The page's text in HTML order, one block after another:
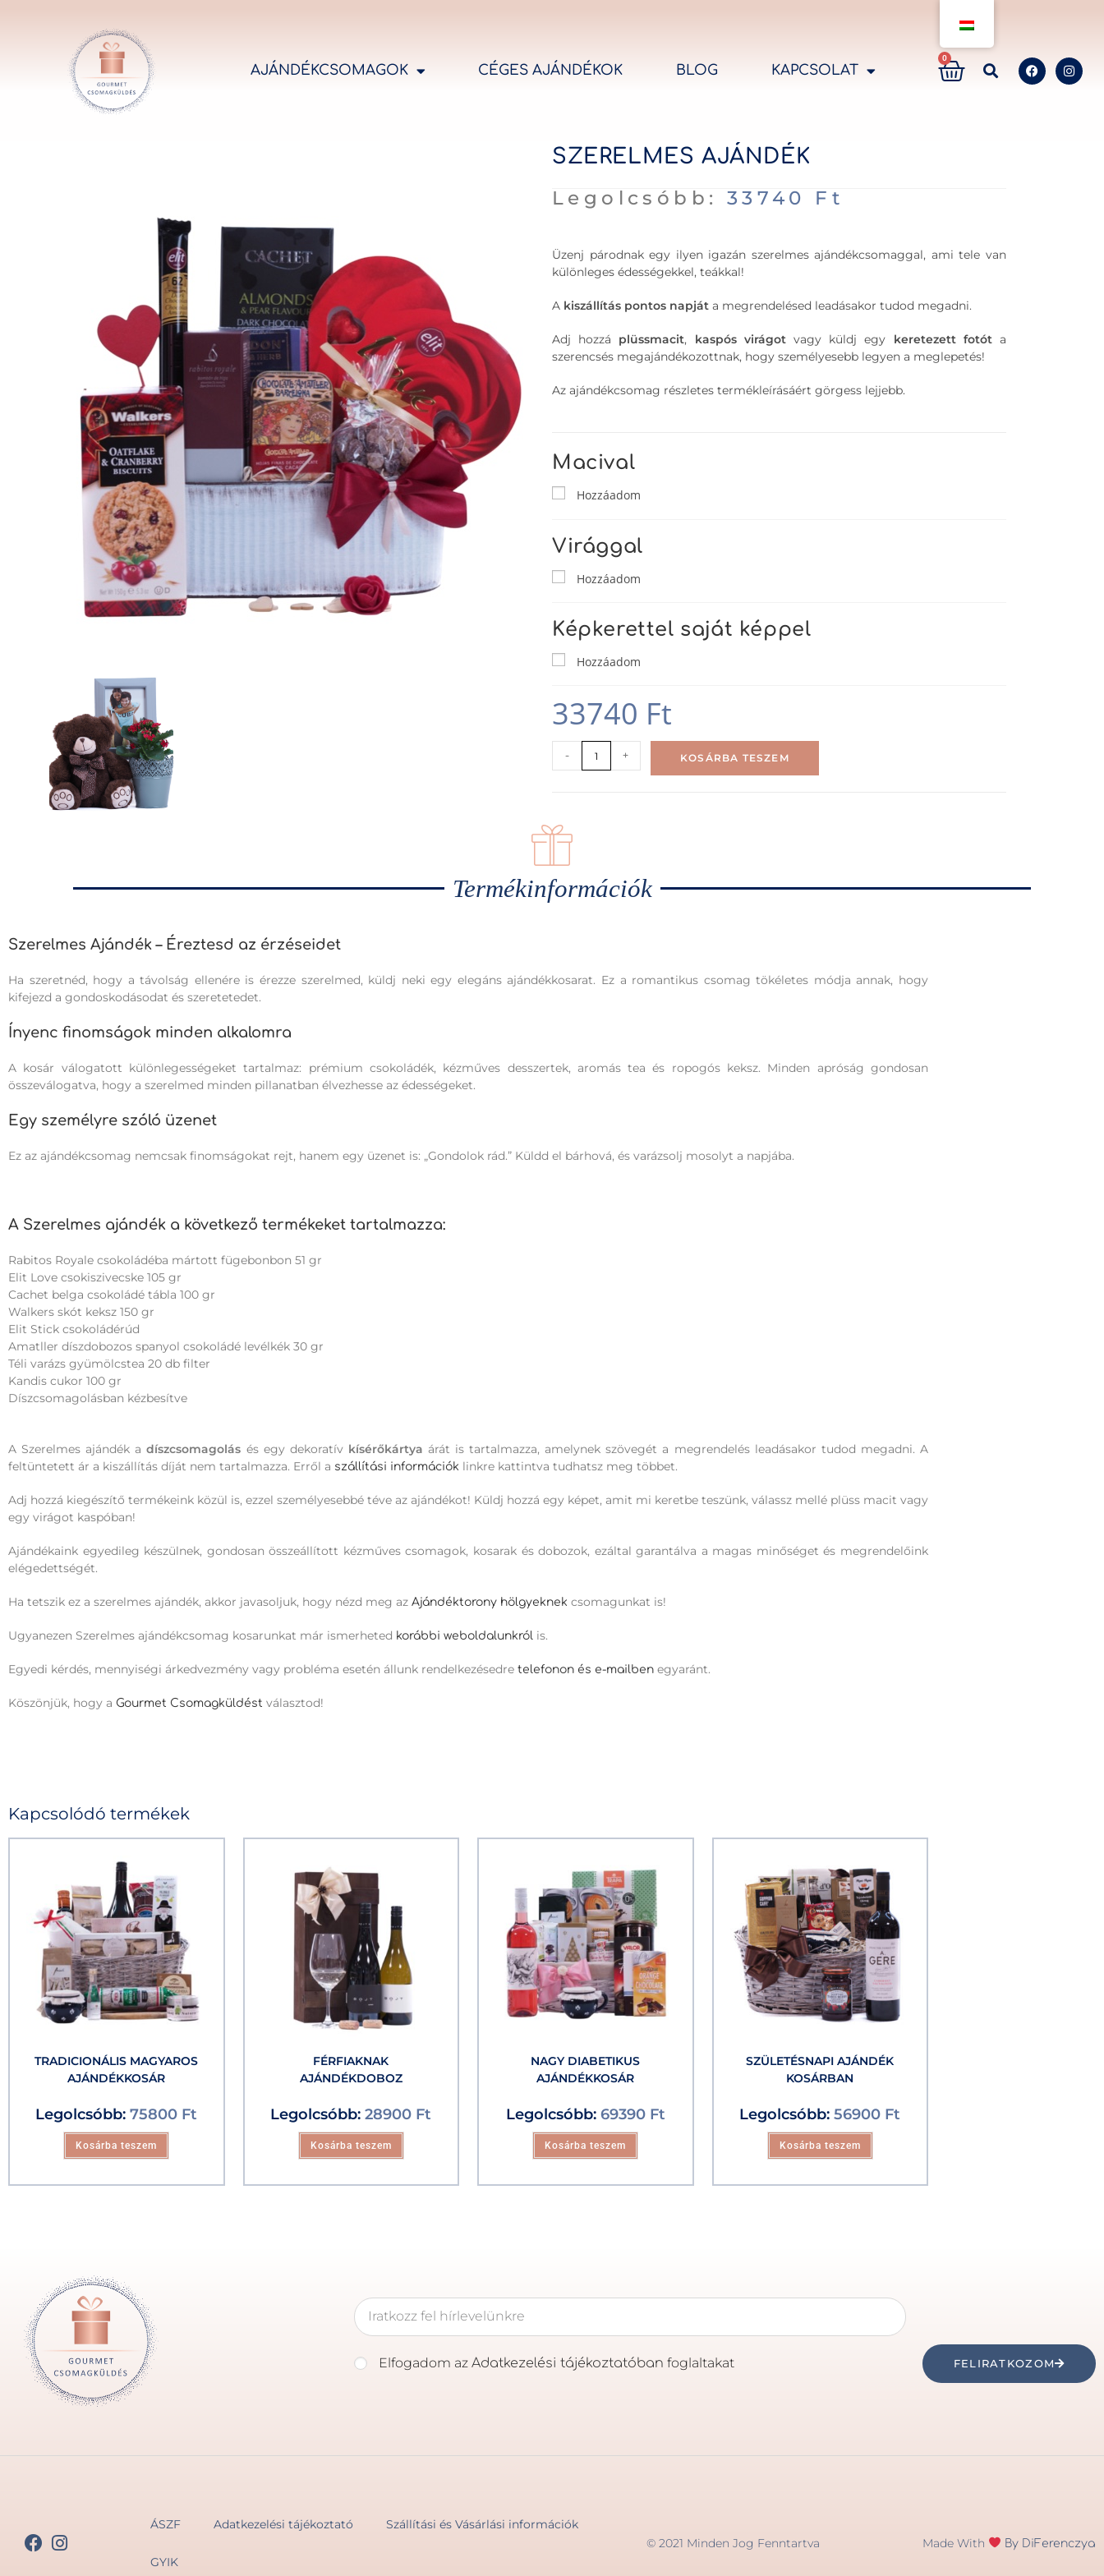
AJÁNDÉKCSOMAGOK CÉGES AJÁNDÉKOK BLOG KAPCSOLAT
0
SZERELMES AJÁNDÉK
Legolcsóbb: 33740 Ft
Üzenj párodnak egy ilyen igazán szerelmes ajándékcsomaggal, ami tele van
különleges édességekkel, teákkal!
A kiszállítás pontos napját a megrendelésed leadásakor tudod megadni.
Adj hozzá plüssmacit, kaspós virágotvagy küldj egy keretezett fotóta
szerencsés megajándékozottnak, hogy személyesebb legyen a meglepetés!
Az ajándékcsomag részletes termékleírásáért görgess lejjebb.
Macival
Hozzáadom
Virággal
Hozzáadom
Képkerettel saját képpel
Hozzáadom
33740 Ft
- + KOSÁRBA TESZEM
Termékinformációk
Szerelmes Ajándék – Éreztesd az érzéseidet
Ha szeretnéd, hogy a távolság ellenére is érezze szerelmed, küldj neki egy elegáns ajándékkosarat. Ez a romantikus csomag tökéletes módja annak, hogy
kifejezd a gondoskodásodat és szeretetedet.
Ínyenc finomságok minden alkalomra
A kosár válogatott különlegességeket tartalmaz: prémium csokoládék, kézműves desszertek, aromás tea és ropogós keksz. Minden apróság gondosan
összeválogatva, hogy a szerelmed minden pillanatban élvezhesse az édességeket.
Egy személyre szóló üzenet
Ez az ajándékcsomag nemcsak finomságokat rejt, hanem egy üzenet is: „Gondolok rád.” Küldd el bárhová, és varázsolj mosolyt a napjába.
A Szerelmes ajándék a következő termékeket tartalmazza:
Rabitos Royale csokoládéba mártott fügebonbon 51 gr
Elit Love csokiszivecske 105 gr
Cachet belga csokoládé tábla 100 gr
Walkers skót keksz 150 gr
Elit Stick csokoládérúd
Amatller díszdobozos spanyol csokoládé levélkék 30 gr
Téli varázs gyümölcstea 20 db filter
Kandis cukor 100 gr
Díszcsomagolásban kézbesítve
A Szerelmes ajándék adíszcsomagolás és egy dekoratív kísérőkártya árát is tartalmazza, amelynek szövegét a megrendelés leadásakor tudod megadni. A
feltüntetett ár a kiszállítás díját nem tartalmazza. Erről a szállítási információk linkre kattintva tudhatsz meg többet.
Adj hozzá kiegészítő termékeink közül is, ezzel személyesebbé téve az ajándékot! Küldj hozzá egy képet, amit mi keretbe teszünk, válassz mellé plüss macit vagy
egy virágot kaspóban!
Ajándékaink egyedileg készülnek, gondosan összeállított kézműves csomagok, kosarak és dobozok, ezáltal garantálva a magas minőséget és megrendelőink
elégedettségét.
Ha tetszik ez a szerelmes ajándék, akkor javasoljuk, hogy nézd meg az Ajándéktorony hölgyeknek csomagunkat is!
Ugyanezen Szerelmes ajándékcsomag kosarunkat már ismerheted korábbi weboldalunkról is.
Egyedi kérdés, mennyiségi árkedvezmény vagy probléma esetén állunk rendelkezésedre telefonon és e-mailben egyaránt.
Köszönjük, hogy a Gourmet Csomagküldést választod!
Kapcsolódó termékek
TRADICIONÁLIS MAGYAROS
AJÁNDÉKKOSÁR
Legolcsóbb:75800 Ft
Kosárba teszem
FÉRFIAKNAK
AJÁNDÉKDOBOZ
Legolcsóbb:28900 Ft
Kosárba teszem
NAGY DIABETIKUS
AJÁNDÉKKOSÁR
Legolcsóbb: 69390 Ft
Kosárba teszem
SZÜLETÉSNAPI AJÁNDÉK
KOSÁRBAN
Legolcsóbb:56900 Ft
Kosárba teszem
Elfogadom azAdatkezelési tájékoztatóban foglaltakat FELIRATKOZOM
ÁSZF Adatkezelési tájékoztató Szállítási és Vásárlási információk
GYIK
© 2021 Minden Jog Fenntartva Made With By DiFerenczya